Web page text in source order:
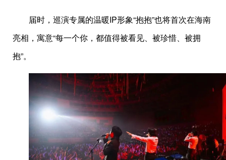
届时，巡演专属的温暖IP形象“抱抱”也将首次在海南
亮相，寓意“每一个你，都值得被看见、被珍惜、被拥
抱”。